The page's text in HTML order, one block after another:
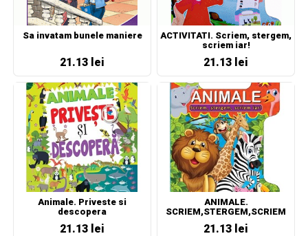
Sa invatam bunele maniere
21.13 lei
ACTIVITATI. Scriem, stergem,
scriem iar!
21.13 lei
Animale. Priveste si
descopera
21.13 lei
ANIMALE.
SCRIEM,STERGEM,SCRIEM
21.13 lei